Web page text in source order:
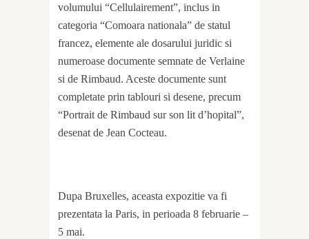
volumului “Cellulairement”, inclus in
categoria “Comoara nationala” de statul
francez, elemente ale dosarului juridic si
numeroase documente semnate de Verlaine
si de Rimbaud. Aceste documente sunt
completate prin tablouri si desene, precum
“Portrait de Rimbaud sur son lit d’hopital”,
desenat de Jean Cocteau.
Dupa Bruxelles, aceasta expozitie va fi
prezentata la Paris, in perioada 8 februarie –
5 mai.